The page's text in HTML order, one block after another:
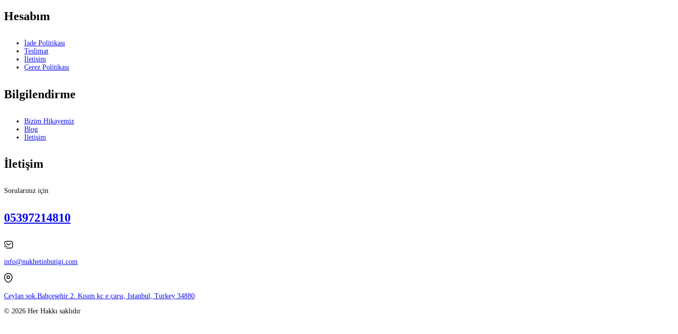
Hesabım
İade Politikası
Teslimat
İletişim
Çerez Politikası
Bilgilendirme
Bizim Hikayemiz
Blog
İletişim
İletişim
Sorularınız için
05397214810
info@nukhetinbutigi.com
Ceylan sok.Bahçeşehir 2. Kısım kc e çarşı, Istanbul, Turkey 34880
© 2026 Her Hakkı saklıdır